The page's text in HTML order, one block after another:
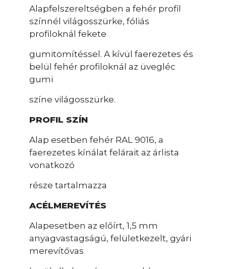
Alapfelszereltségben a fehér profil
színnél világosszürke, fóliás
profiloknál fekete
gumitömítéssel. A kívül faerezetes és
belül fehér profiloknál az üvegléc
gumi
színe világosszürke.
PROFIL SZÍN
Alap esetben fehér RAL 9016, a
faerezetes kínálat felárait az árlista
vonatkozó
része tartalmazza
ACÉLMEREVÍTÉS
Alapesetben az előírt, 1,5 mm
anyagvastagságú, felületkezelt, gyári
merevítővas